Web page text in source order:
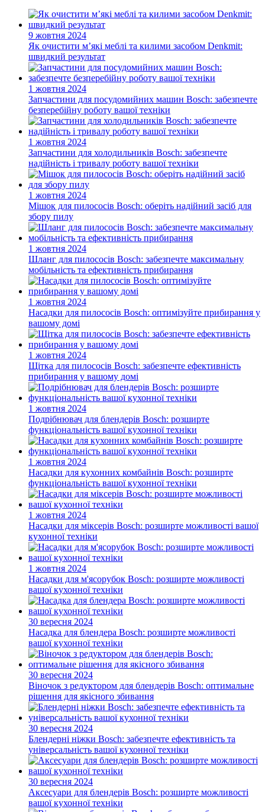
9 жовтня 2024
Як очистити м’які меблі та килими засобом Denkmit:
швидкий результат
1 жовтня 2024
Запчастини для посудомийних машин Bosch: забезпечте
безперебійну роботу вашої техніки
1 жовтня 2024
Запчастини для холодильників Bosch: забезпечте
надійність і тривалу роботу вашої техніки
1 жовтня 2024
Мішок для пилососів Bosch: оберіть надійний засіб для
збору пилу
1 жовтня 2024
Шланг для пилососів Bosch: забезпечте максимальну
мобільність та ефективність прибирання
1 жовтня 2024
Насадки для пилососів Bosch: оптимізуйте прибирання у
вашому домі
1 жовтня 2024
Щітка для пилососів Bosch: забезпечте ефективність
прибирання у вашому домі
1 жовтня 2024
Подрібнювач для блендерів Bosch: розширте
функціональність вашої кухонної техніки
1 жовтня 2024
Насадки для кухонних комбайнів Bosch: розширте
функціональність вашої кухонної техніки
1 жовтня 2024
Насадки для міксерів Bosch: розширте можливості вашої
кухонної техніки
1 жовтня 2024
Насадки для м'ясорубок Bosch: розширте можливості
вашої кухонної техніки
30 вересня 2024
Насадка для блендера Bosch: розширте можливості
вашої кухонної техніки
30 вересня 2024
Віночок з редуктором для блендерів Bosch: оптимальне
рішення для якісного збивання
30 вересня 2024
Блендерні ніжки Bosch: забезпечте ефективність та
універсальність вашої кухонної техніки
30 вересня 2024
Аксесуари для блендерів Bosch: розширте можливості
вашої кухонної техніки